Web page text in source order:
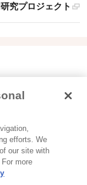
究プロジェクト
efforts. We
our site with
For more